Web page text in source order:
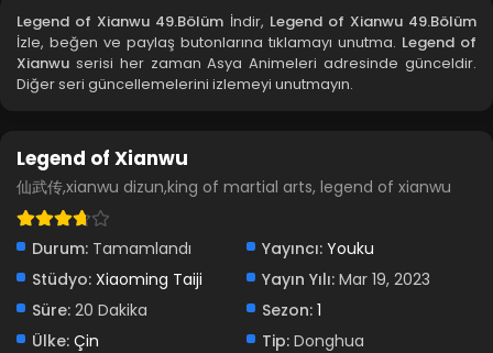
Legend of Xianwu 45.Bölüm
Blm 45 - Ocak 29, 2024
Legend of Xianwu 42.Bölüm
Legend of Xianwu 49.Bölüm İndir, Legend of Xianwu 49.Bölüm
İzle, beğen ve paylaş butonlarına tıklamayı unutma. Legend of
Xianwu serisi her zaman Asya Animeleri adresinde günceldir.
Diğer seri güncellemelerini izlemeyi unutmayın.
Legend of Xianwu
仙武传,xianwu dizun,king of martial arts, legend of xianwu
Durum: Tamamlandı Yayıncı: Youku
Stüdyo: Xiaoming Taiji Yayın Yılı: Mar 19, 2023
Süre: 20 Dakika Sezon: 1
Ülke: Çin Tip: Donghua